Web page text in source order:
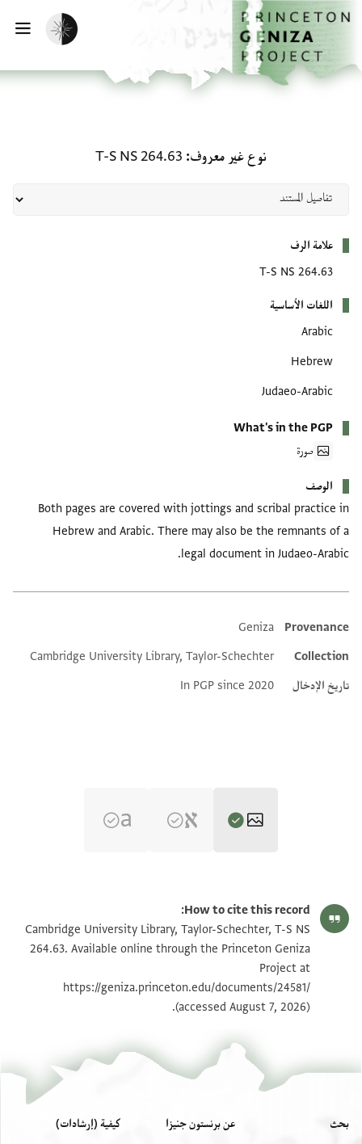
إلى المحتوى الرئيسي
الرئيسية
تفعيل الوضع المظلم
نوع غير معروف T-S NS 264.63
علامة الرف
T-S NS 264.63
اللغات الأساسية
Arabic
Hebrew
Judaeo-Arabic
What's in the PGP
صورة
الوصف
Both pages are covered with jottings and scribal practice in
Hebrew and Arabic. There may also be the remnants of a
legal document in Judaeo-Arabic.
Additional metadata
Provenance
Geniza
Collection
Cambridge University Library, Taylor-Schechter
تاريخ الإدخال
In PGP since 2020
T-S NS 264.63 1v تكبير و تدوير
بيان أذونات الصورة
How to cite this record:
Cambridge University Library, Taylor-Schechter, T-S NS
264.63. Available online through the Princeton Geniza
Project at
https://geniza.princeton.edu/documents/24581/
(accessed August 7, 2026).
بحث عن برنستون جنيزا كيفية (إرشادات)